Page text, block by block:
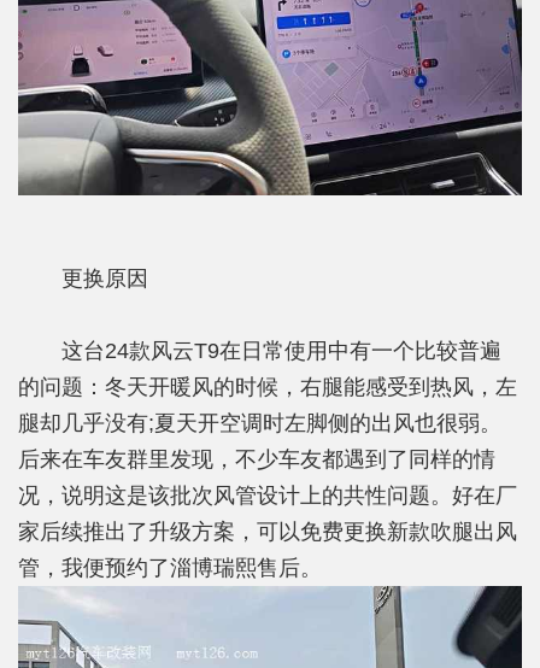
更换原因
这台24款风云T9在日常使用中有一个比较普遍
的问题：冬天开暖风的时候，右腿能感受到热风，左
腿却几乎没有;夏天开空调时左脚侧的出风也很弱。
后来在车友群里发现，不少车友都遇到了同样的情
况，说明这是该批次风管设计上的共性问题。好在厂
家后续推出了升级方案，可以免费更换新款吹腿出风
管，我便预约了淄博瑞熙售后。